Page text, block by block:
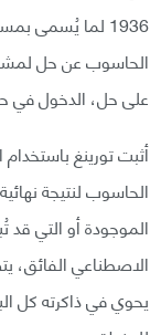
1936 لما يُسمى
الحاسوب عن حل
على حل، الدخول في
أثبت تورينغ
الحاسوب لنتيجة
الموجودة أو التي قد
الاصطناعي الفائق،
يحوي في ذاكرته كل